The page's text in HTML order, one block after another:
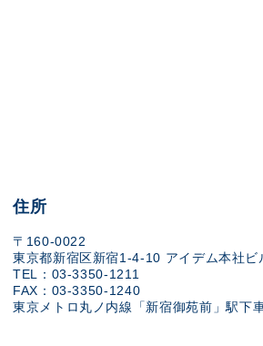
住所
〒160-0022
東京都新宿区新宿1-4-10 アイデム本社ビ
TEL：03-3350-1211
FAX：03-3350-1240
東京メトロ丸ノ内線「新宿御苑前」駅下